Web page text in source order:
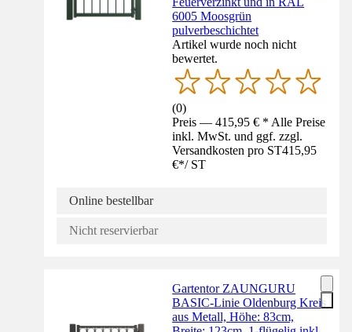
6005 Moosgrün
pulverbeschichtet
Artikel wurde noch nicht
bewertet.
(0)
Preis — 415,95 € * Alle Preise
inkl. MwSt. und ggf. zzgl.
Versandkosten pro ST415,95
€*/ ST
Online bestellbar
Nicht reservierbar
Gartentor ZAUNGURU
BASIC-Linie Oldenburg Kreis
aus Metall, Höhe: 83cm,